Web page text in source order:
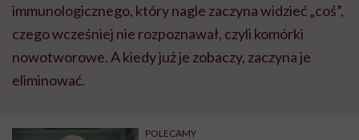
immunologicznego, który nagle zaczyna widzieć „coś”,
czego wcześniej nie rozpoznawał, czyli komórki
nowotworowe. A kiedy już je zobaczy, zaczyna je
eliminować.
POLECAMY